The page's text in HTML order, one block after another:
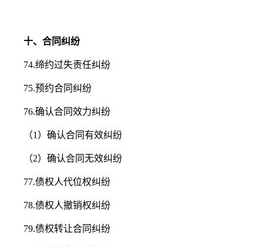
十、合同纠纷
74.缔约过失责任纠纷
75.预约合同纠纷
76.确认合同效力纠纷
（1）确认合同有效纠纷
（2）确认合同无效纠纷
77.债权人代位权纠纷
78.债权人撤销权纠纷
79.债权转让合同纠纷